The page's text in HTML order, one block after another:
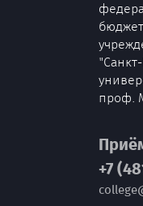
проф.
+7